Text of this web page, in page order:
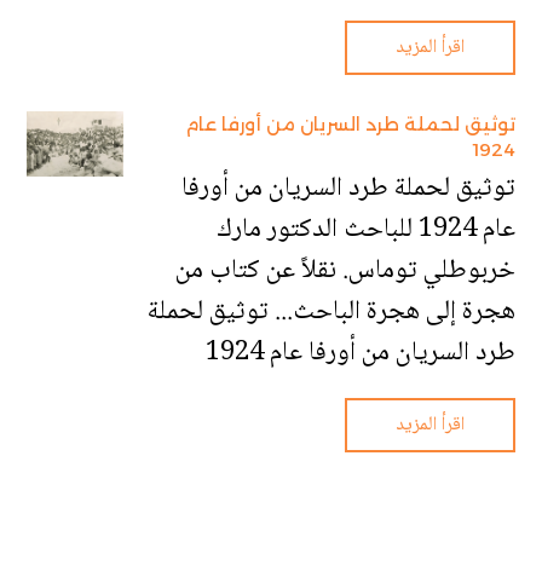
اقرأ المزيد
توثيق لحملة طرد السريان من أورفا عام
1924
توثيق لحملة طرد السريان من أورفا
عام 1924 للباحث الدكتور مارك
خربوطلي توماس. نقلاً عن كتاب من
هجرة إلى هجرة الباحث... توثيق لحملة
طرد السريان من أورفا عام 1924
اقرأ المزيد